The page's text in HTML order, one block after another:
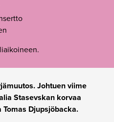
Johtuen viime
Stasevskan korvaa
Djupsjöbacka.